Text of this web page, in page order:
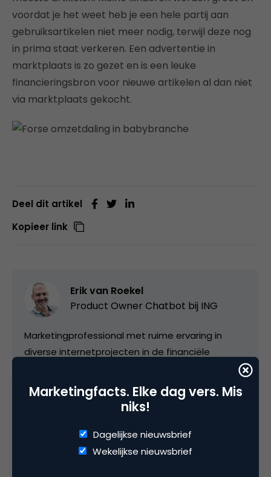
voordat je het weet heb je een hele partij aan
gebruiksartikelen niet meer nodig, terwijl deze nog
in prima staat verkeren. Een advertentie in
marktplaats is zo gezet en is een leuke
financieringsbron voor nieuwe artikelen al dan niet
via marktplaats gekocht.
Deel dit artikel
Kopieer link
Erik van Roekel
Product Owner Chatbot bij ING
Marketingprofessional met ruime ervaring in
diverse internetprojecten in de financiële
internet in het algemeen. Stond aan de wieg van
het ING Webcare Team in 2009 en gaf er 1,5 jaar
de social media strategie voor ING Nederland in
2012 resulterend in eennummer 1 notering in de
Marketingfacts. Elke dag vers. Mis
niks!
Dagelijkse nieuwsbrief
Wekelijkse nieuwsbrief